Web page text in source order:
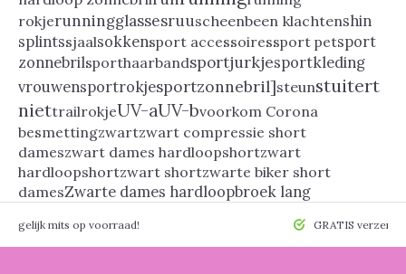
rokjerunningglassesruuscheenbeen klachtenshin
splintssjaalsokkensport accessoiressport petsport
zonnebrilsporthaarbandsportjurkjesportkleding
vrouwensportrokjesportzonnebril]steunstuitert
niettrailrokjeUV-aUV-bvoorkom Corona
besmettingzwartzwart compressie short
dameszwart dames hardloopshortzwart
hardloopshortzwart shortzwarte biker short
damesZwarte dames hardloopbroek lang
mits op voorraad! GRATIS